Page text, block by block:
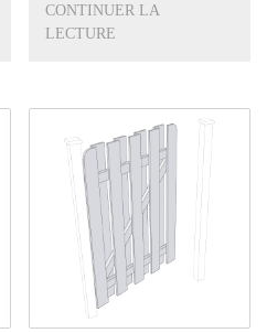
CONTINUER LA
LECTURE